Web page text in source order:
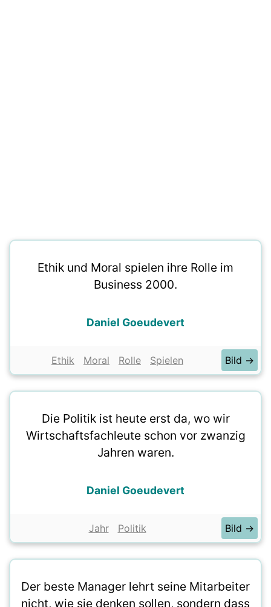
Ethik und Moral spielen ihre Rolle im
Business 2000.
Daniel Goeudevert
Ethik Moral Rolle Spielen Bild →
Die Politik ist heute erst da, wo wir
Wirtschaftsfachleute schon vor zwanzig
Jahren waren.
Daniel Goeudevert
Jahr Politik Bild →
Der beste Manager lehrt seine Mitarbeiter
nicht, wie sie denken sollen, sondern dass